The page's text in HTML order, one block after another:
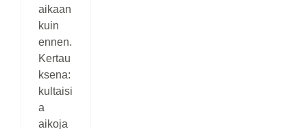
aikaan
kuin
ennen.
Kertau
ksena:
kultaisi
a
aikoja